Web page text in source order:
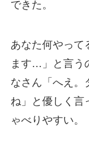
できた。
あなた何やって
ます…」と言う
なさん「へえ。
ね」と優しく言
ゃべりやすい。